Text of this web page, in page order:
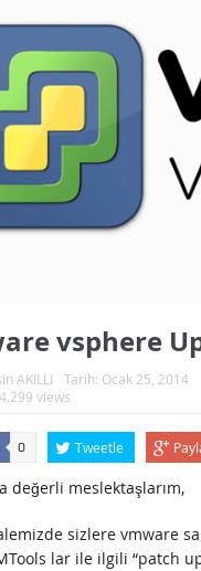
vsphere
AKILLI Tarih: Ocak 25, 2014
views
0 Tweetle
değerli meslektaşlarım,
sizlere vmware
lar ile ilgili “patch